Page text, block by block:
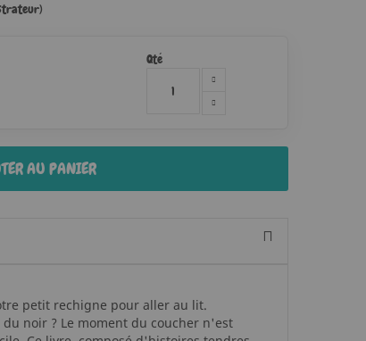
Qté
AU PANIER
petit rechigne pour aller au lit.
noir ? Le moment du coucher n'est